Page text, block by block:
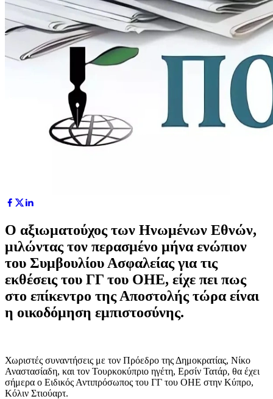
Ο αξιωματούχος των Ηνωμένων Εθνών,
μιλώντας τον περασμένο μήνα ενώπιον
του Συμβουλίου Ασφαλείας για τις
εκθέσεις του ΓΓ του ΟΗΕ, είχε πει πως
στο επίκεντρο της Αποστολής τώρα είναι
η οικοδόμηση εμπιστοσύνης.
Χωριστές συναντήσεις με τον Πρόεδρο της Δημοκρατίας, Νίκο
Αναστασίαδη, και τον Τουρκοκύπριο ηγέτη, Ερσίν Τατάρ, θα έχει
σήμερα ο Ειδικός Αντιπρόσωπος του ΓΓ του ΟΗΕ στην Κύπρο,
Κόλιν Στιούαρτ.